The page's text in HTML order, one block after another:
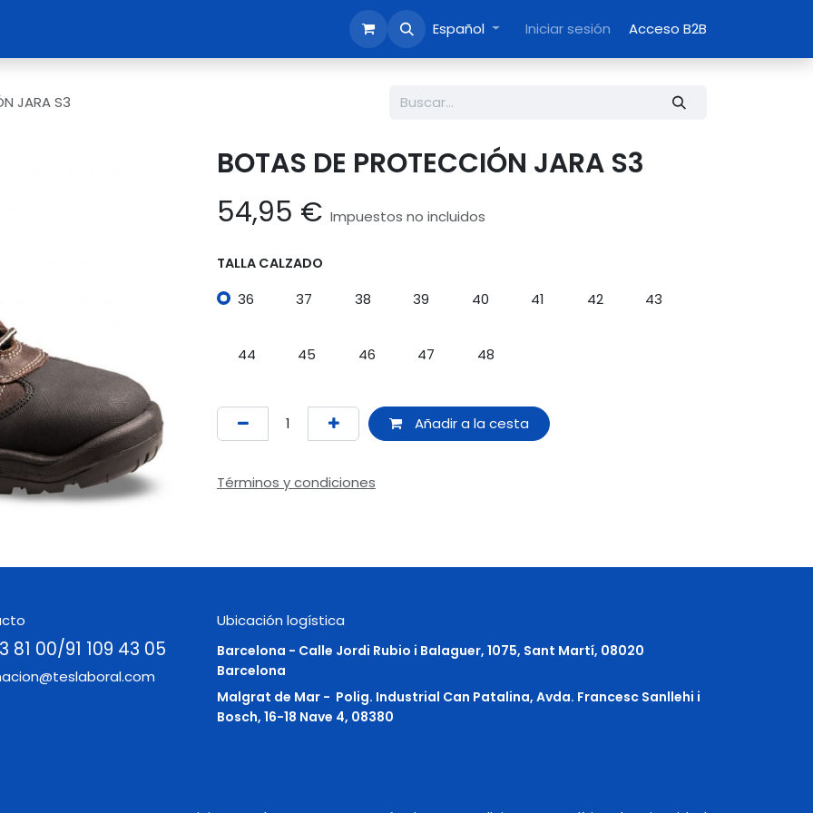
Revisión EPI365 Español Iniciar sesión Acceso B2B
JARA S3
BOTAS DE PROTECCIÓN JARA S3
54,95 € Impuestos no incluidos
TALLA CALZADO
36 37 38 39 40 41 42 43
44 45 46 47 48
Añadir a la cesta
Términos y condiciones
81 00/91 109 43 05
Ubicación logística
Barcelona - Calle Jordi Rubio i Balaguer, 1075, Sant Martí, 08020
Barcelona
Malgrat de Mar - Polig. Industrial Can Patalina, Avda. Francesc Sanllehi i
Bosch, 16-18 Nave 4, 08380